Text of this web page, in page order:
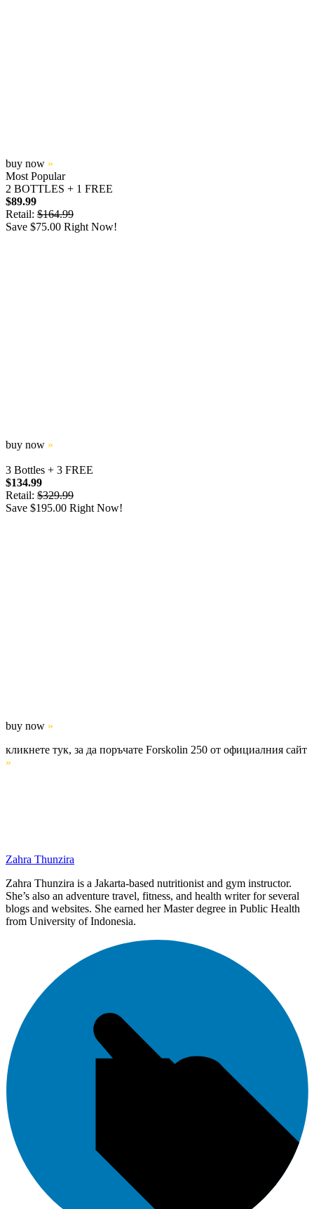
buy now »
Most Popular
2 BOTTLES + 1 FREE
$89.99
Retail: $164.99
Save $75.00 Right Now!
buy now »
3 Bottles + 3 FREE
$134.99
Retail: $329.99
Save $195.00 Right Now!
buy now »
кликнете тук, за да поръчате Forskolin 250 от официалния сайт
»
Zahra Thunzira
Zahra Thunzira is a Jakarta-based nutritionist and gym instructor.
She’s also an adventure travel, fitness, and health writer for several
blogs and websites. She earned her Master degree in Public Health
from University of Indonesia.